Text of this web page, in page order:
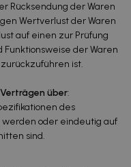
Rücksendung der Waren
Wertverlust der Waren
auf einen zur Prüfung
der Waren
ist.
über:
des
oder eindeutig auf
sind.